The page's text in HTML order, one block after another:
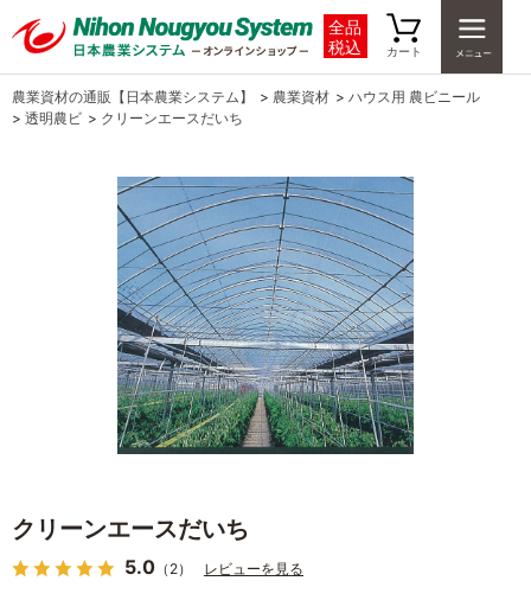
全品
税込
カート
農業資材の通販【日本農業システム】 > 農業資材 > ハウス用 農ビニール
> 透明農ビ > クリーンエースだいち
クリーンエースだいち
5.0 （2） レビューを見る